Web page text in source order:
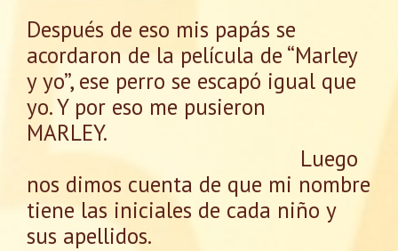
Después de eso mis papás se
acordaron de la película de “Marley
y yo”, ese perro se escapó igual que
yo. Y por eso me pusieron
MARLEY.
Luego
nos dimos cuenta de que mi nombre
tiene las iniciales de cada niño y
sus apellidos.